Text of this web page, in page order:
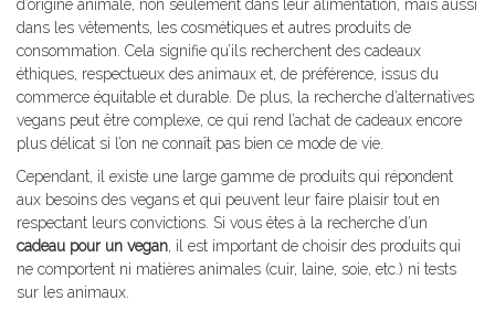
d’origine animale, non seulement dans leur alimentation, mais aussi
dans les vêtements, les cosmétiques et autres produits de
consommation. Cela signifie qu’ils recherchent des cadeaux
éthiques, respectueux des animaux et, de préférence, issus du
commerce équitable et durable. De plus, la recherche d’alternatives
vegans peut être complexe, ce qui rend l’achat de cadeaux encore
plus délicat si l’on ne connaît pas bien ce mode de vie.
Cependant, il existe une large gamme de produits qui répondent
aux besoins des vegans et qui peuvent leur faire plaisir tout en
respectant leurs convictions. Si vous êtes à la recherche d’un
cadeau pour un vegan, il est important de choisir des produits qui
ne comportent ni matières animales (cuir, laine, soie, etc.) ni tests
sur les animaux.